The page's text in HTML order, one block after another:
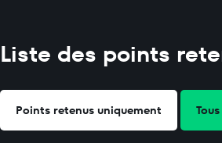
Liste des points
Points retenus uniquement